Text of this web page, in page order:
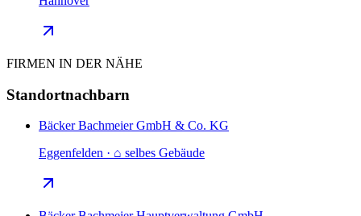
FIRMEN IN DER NÄHE
Standortnachbarn
Bäcker Bachmeier GmbH & Co. KG
Eggenfelden · ⌂ selbes Gebäude